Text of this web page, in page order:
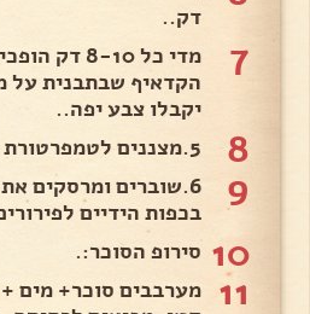
דק..
7
מדי כל 8-10
הקדאיף שבתבנית על
יקבלו צבע יפה..
8 5.מצננים לטמפרטורת החדר..
9
6.שוברים ומרסקים
בכפות הידיים
10 סירופ הסוכר:.
11
מערבבים סוכר+ מים